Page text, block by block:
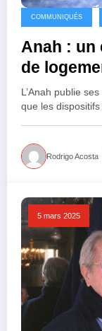
COMMUNIQUÉS
Anah : un
de
L’Anah publie
que les dispositifs
Rodrigo Acosta
5 mars 2025